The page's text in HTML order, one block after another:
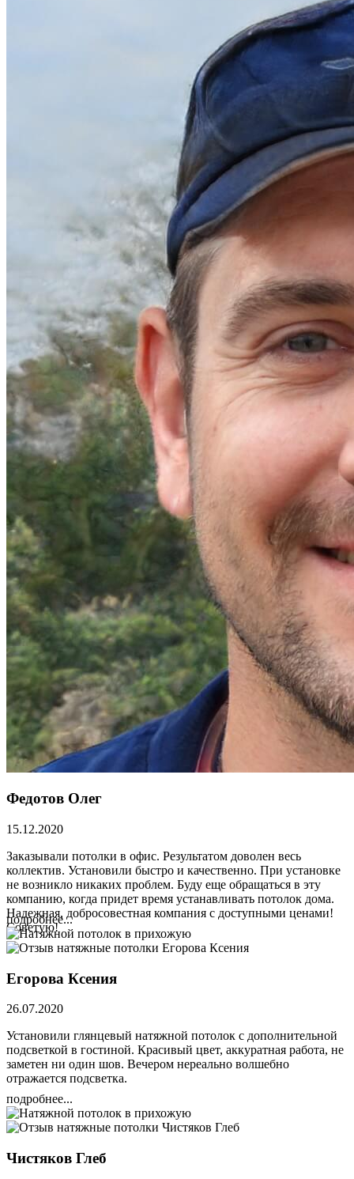
Федотов Олег
15.12.2020
Заказывали потолки в офис. Результатом доволен весь
коллектив. Установили быстро и качественно. При установке
не возникло никаких проблем. Буду еще обращаться в эту
компанию, когда придет время устанавливать потолок дома.
Надежная, добросовестная компания с доступными ценами!
Советую!
подробнее...
Егорова Ксения
26.07.2020
Установили глянцевый натяжной потолок с дополнительной
подсветкой в гостиной. Красивый цвет, аккуратная работа, не
заметен ни один шов. Вечером нереально волшебно
отражается подсветка.
подробнее...
Чистяков Глеб